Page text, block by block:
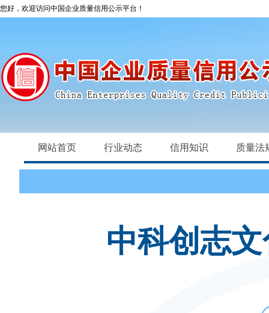
您好，欢迎访问中国企业质量信用公示平台！
网站首页 行业动态 信用知识 质量法
中科创志